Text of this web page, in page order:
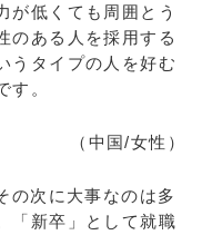
が低くても周囲とう
のある人を採用する
うタイプの人を好む
す。
（中国/女性）
の次に大事なのは多
「新卒」として就職